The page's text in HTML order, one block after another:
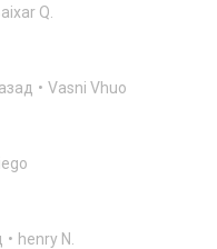
Q.
Vasni Vhuo
henry N.